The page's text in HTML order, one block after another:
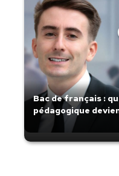
Bac de français :
pédagogique